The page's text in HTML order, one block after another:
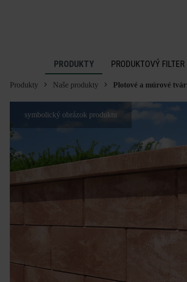
PRODUKTY PRODUKTOVÝ FILTER
Produkty Naše produkty Plotové a múrové
symbolický obrázok produktu